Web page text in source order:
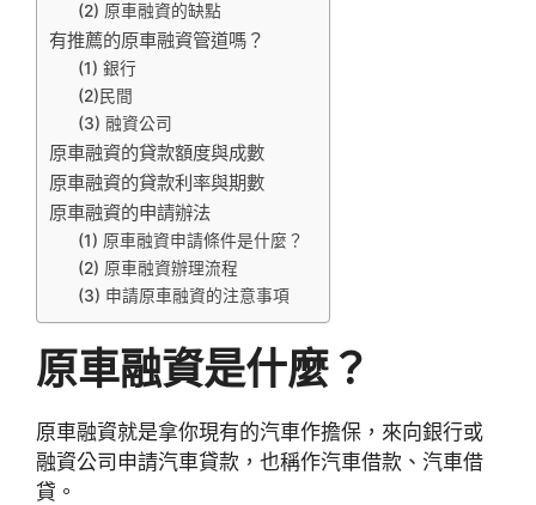
(2) 原車融資的缺點
有推薦的原車融資管道嗎？
(1) 銀行
(2)民間
(3) 融資公司
原車融資的貸款額度與成數
原車融資的貸款利率與期數
原車融資的申請辦法
(1) 原車融資申請條件是什麼？
(2) 原車融資辦理流程
(3) 申請原車融資的注意事項
原車融資是什麼？
原車融資就是拿你現有的汽車作擔保，來向銀行或
融資公司申請汽車貸款，也稱作汽車借款、汽車借
貸。